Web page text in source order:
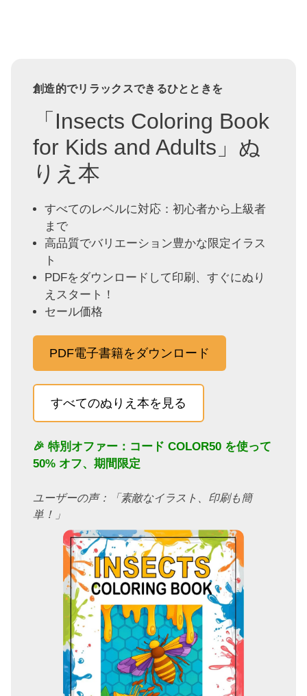
創造的でリラックスできるひとときを
「Insects Coloring Book
for Kids and Adults」ぬ
りえ本
すべてのレベルに対応：初心者から上級者
まで
高品質でバリエーション豊かな限定イラス
ト
PDFをダウンロードして印刷、すぐにぬり
えスタート！
セール価格
PDF電子書籍をダウンロード
すべてのぬりえ本を見る
🎉 特別オファー：コード COLOR50 を使って
50% オフ、期間限定
ユーザーの声：「素敵なイラスト、印刷も簡
単！」